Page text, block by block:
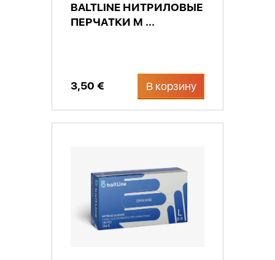
BALTLINE НИТРИЛОВЫЕ
ПЕРЧАТКИ M ...
3,50 € В корзину